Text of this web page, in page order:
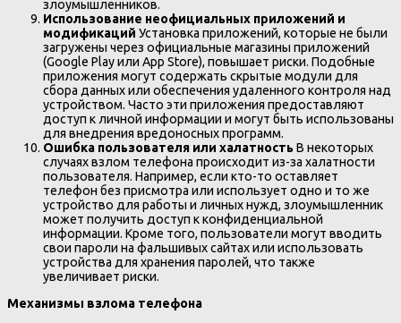
злоумышленников.
Использование неофициальных приложений и
модификаций Установка приложений, которые не были
загружены через официальные магазины приложений
(Google Play или App Store), повышает риски. Подобные
приложения могут содержать скрытые модули для
сбора данных или обеспечения удаленного контроля над
устройством. Часто эти приложения предоставляют
доступ к личной информации и могут быть использованы
для внедрения вредоносных программ.
Ошибка пользователя или халатность В некоторых
случаях взлом телефона происходит из-за халатности
пользователя. Например, если кто-то оставляет
телефон без присмотра или использует одно и то же
устройство для работы и личных нужд, злоумышленник
может получить доступ к конфиденциальной
информации. Кроме того, пользователи могут вводить
свои пароли на фальшивых сайтах или использовать
устройства для хранения паролей, что также
увеличивает риски.
Механизмы взлома телефона